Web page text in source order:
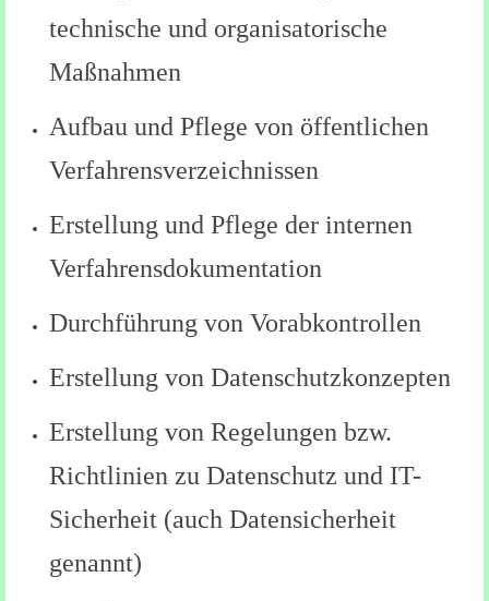
technische und organisatorische
Maßnahmen
Aufbau und Pflege von öffentlichen
Verfahrensverzeichnissen
Erstellung und Pflege der internen
Verfahrensdokumentation
Durchführung von Vorabkontrollen
Erstellung von Datenschutzkonzepten
Erstellung von Regelungen bzw.
Richtlinien zu Datenschutz und IT-
Sicherheit (auch Datensicherheit
genannt)